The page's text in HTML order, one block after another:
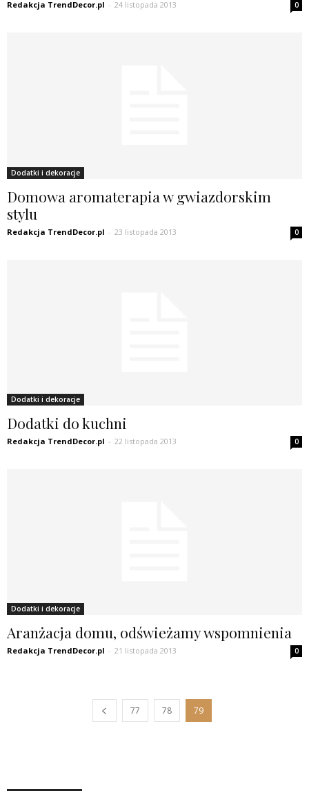
Redakcja TrendDecor.pl - 24 listopada 2013 0
Dodatki i dekoracje
Domowa aromaterapia w gwiazdorskim
stylu
Redakcja TrendDecor.pl - 23 listopada 2013 0
Dodatki i dekoracje
Dodatki do kuchni
Redakcja TrendDecor.pl - 22 listopada 2013 0
Dodatki i dekoracje
Aranżacja domu, odświeżamy wspomnienia
Redakcja TrendDecor.pl - 21 listopada 2013 0
77 78 79